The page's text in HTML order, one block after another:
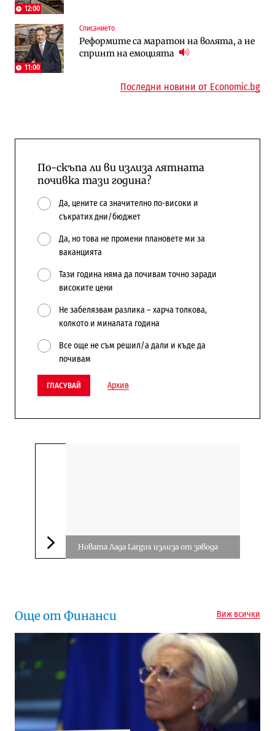
12:00
11:00
Списанието
Реформите са маратон на волята, а не
спринт на емоцията
Енергетика
АЕЦ „Козлодуй“ ще работи само още
няколко седмици, ако сушата продължи
Регулации
Лекарствата за редки болести
попадат в капан на обществените
Последни новини от Economic.bg
По-скъпа ли ви излиза лятната
почивка тази година?
Да, цените са значително по-високи и
съкратих дни/бюджет
Да, но това не промени плановете ми за
ваканцията
Тази година няма да почивам точно заради
високите цени
Не забелязвам разлика – харча толкова,
колкото и миналата година
Все още не съм решил/а дали и къде да
почивам
ГЛАСУВАЙ Архив
Следваща новина
Новата Лада Largus излиза от завода
Още от Финанси Виж всички